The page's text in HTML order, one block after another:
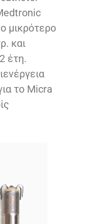
μικρότερο
και
έτη.
το Micra